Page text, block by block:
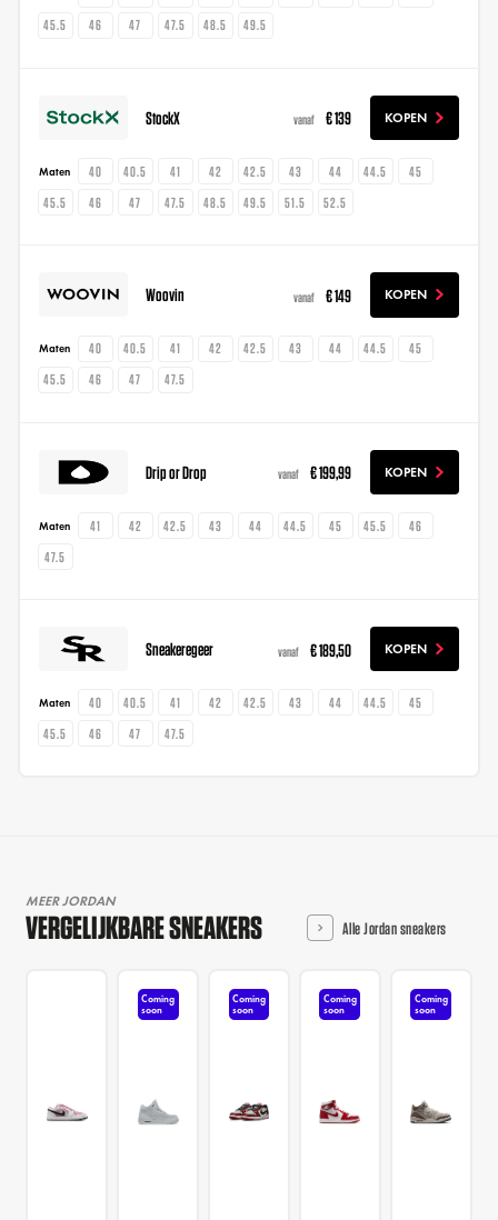
45.5
46 47 47.5 48.5 49.5
StockX vanaf € 139 KOPEN
Maten 40 40.5 41 42 42.5 43 44 44.5
45
45.5
46 47 47.5 48.5 49.5 51.5 52.5
Woovin vanaf € 149 KOPEN
Maten 40 40.5 41 42 42.5 43 44 44.5
45
45.5
46 47 47.5
Drip or Drop vanaf € 199,99 KOPEN
Maten 41 42 42.5 43 44 44.5 45 45.5
46
47.5
Sneakeregeer vanaf € 189,50 KOPEN
Maten 40 40.5 41 42 42.5 43 44 44.5
45
45.5
46 47 47.5
MEER JORDAN
VERGELIJKBARE SNEAKERS Alle Jordan sneakers
Coming
soon
Coming
soon
Coming
soon
Coming
soon